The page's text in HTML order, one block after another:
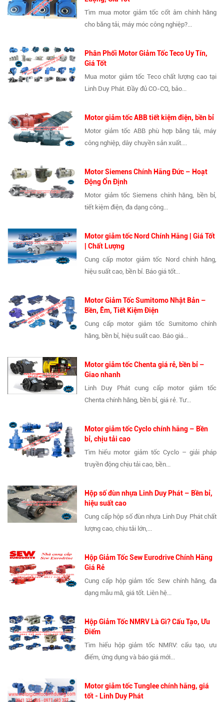
Tìm mua motor giảm tốc cốt âm chính hãng
cho băng tải, máy móc công nghiệp?...
Phân Phối Motor Giảm Tốc Teco Uy Tín,
Giá Tốt
Mua motor giảm tốc Teco chất lượng cao tại
Linh Duy Phát. Đầy đủ CO-CQ, bảo...
Motor giảm tốc ABB tiết kiệm điện, bền bỉ
Motor giảm tốc ABB phù hợp băng tải, máy
công nghiệp, dây chuyền sản xuất....
Motor Siemens Chính Hãng Đức – Hoạt
Động Ổn Định
Motor giảm tốc Siemens chính hãng, bền bỉ,
tiết kiệm điện, đa dạng công...
Motor giảm tốc Nord Chính Hãng | Giá Tốt
| Chất Lượng
Cung cấp motor giảm tốc Nord chính hãng,
hiệu suất cao, bền bỉ. Báo giá tốt...
Motor Giảm Tốc Sumitomo Nhật Bản –
Bền, Êm, Tiết Kiệm Điện
Cung cấp motor giảm tốc Sumitomo chính
hãng, bền bỉ, hiệu suất cao. Báo giá...
Motor giảm tốc Chenta giá rẻ, bền bỉ –
Giao nhanh
Linh Duy Phát cung cấp motor giảm tốc
Chenta chính hãng, bền bỉ, giá rẻ. Tư...
Motor giảm tốc Cyclo chính hãng – Bền
bỉ, chịu tải cao
Tìm hiểu motor giảm tốc Cyclo – giải pháp
truyền động chịu tải cao, bền...
Hộp số đùn nhựa Linh Duy Phát – Bền bỉ,
hiệu suất cao
Cung cấp hộp số đùn nhựa Linh Duy Phát chất
lượng cao, chịu tải lớn,...
Hộp Giảm Tốc Sew Eurodrive Chính Hãng
Giá Rẻ
Cung cấp hộp giảm tốc Sew chính hãng, đa
dạng mẫu mã, giá tốt. Liên hệ...
Hộp Giảm Tốc NMRV Là Gì? Cấu Tạo, Ưu
Điểm
Tìm hiểu hộp giảm tốc NMRV: cấu tạo, ưu
điểm, ứng dụng và báo giá mới...
Motor giảm tốc Tunglee chính hãng, giá
tốt - Linh Duy Phát